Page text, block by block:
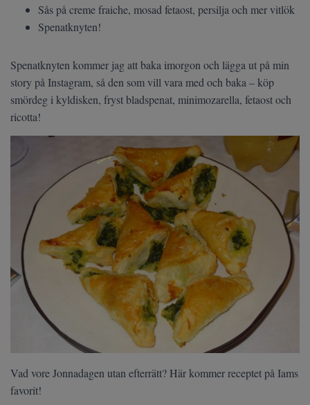
Sås på creme fraiche, mosad fetaost, persilja och mer vitlök
Spenatknyten!
Spenatknyten kommer jag att baka imorgon och lägga ut på min
story på Instagram, så den som vill vara med och baka – köp
smördeg i kyldisken, fryst bladspenat, minimozarella, fetaost och
ricotta!
Vad vore Jonnadagen utan efterrätt? Här kommer receptet på Iams
favorit!